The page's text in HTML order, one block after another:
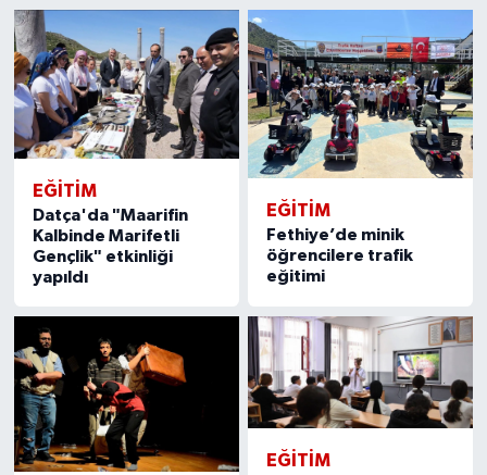
EĞITIM
Datça'da "Maarifin
Kalbinde Marifetli
Gençlik" etkinliği
yapıldı
EĞITIM
Fethiye’de minik
öğrencilere trafik
eğitimi
EĞITIM